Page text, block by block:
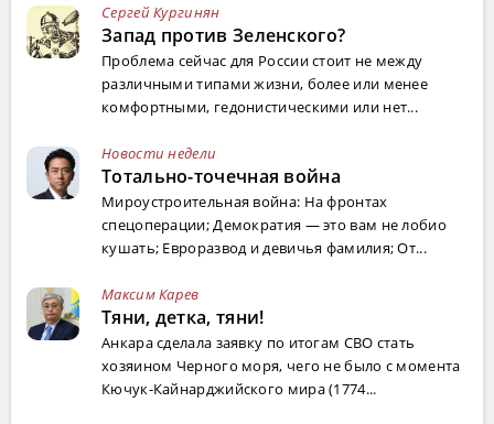
Сергей Кургинян
Запад против Зеленского?
Проблема сейчас для России стоит не между
различными типами жизни, более или менее
комфортными, гедонистическими или нет...
Новости недели
Тотально-точечная война
Мироустроительная война: На фронтах
спецоперации; Демократия — это вам не лобио
кушать; Евроразвод и девичья фамилия; От...
Максим Карев
Тяни, детка, тяни!
Анкара сделала заявку по итогам СВО стать
хозяином Черного моря, чего не было с момента
Кючук-Кайнарджийского мира (1774...